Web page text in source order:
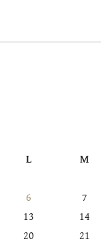
L
M
6
7
13
14
20
21